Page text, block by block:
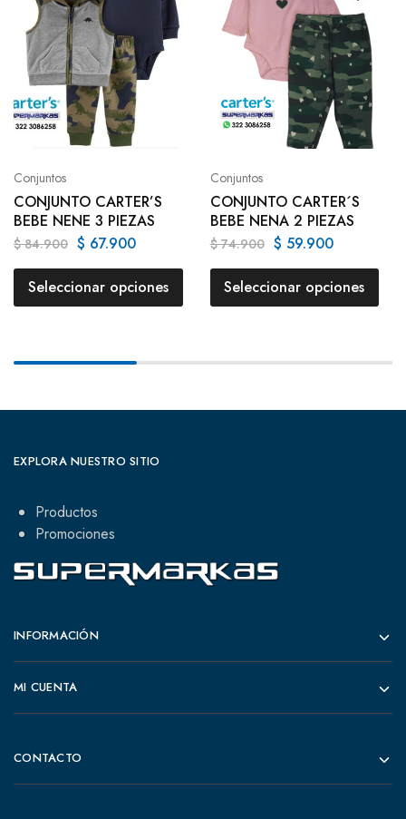
Conjuntos
CONJUNTO CARTER’S
BEBE NENE 3 PIEZAS
$84.900 $ 67.900
Seleccionar opciones
Conjuntos
CONJUNTO CARTER´S
BEBE NENA 2 PIEZAS
$74.900 $ 59.900
Seleccionar opciones
EXPLORA NUESTRO SITIO
Productos
Promociones
INFORMACIÓN
MI CUENTA
CONTACTO